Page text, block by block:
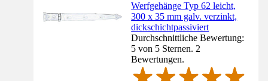
Werfgehänge Typ 62 leicht,
300 x 35 mm galv. verzinkt,
dickschichtpassiviert
Durchschnittliche Bewertung:
5 von 5 Sternen. 2
Bewertungen.